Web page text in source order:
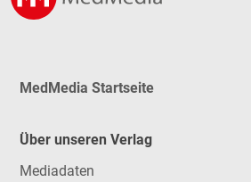
MedMedia Startseite
Über unseren Verlag
Mediadaten